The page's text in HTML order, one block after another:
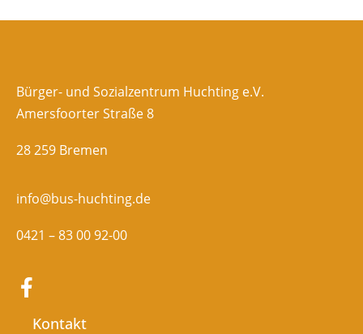
Bürger- und Sozialzentrum Huchting e.V.
Amersfoorter Straße 8
28 259 Bremen
info@bus-huchting.de
0421 – 83 00 92-00
Kontakt